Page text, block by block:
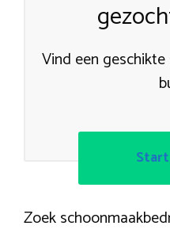
Vind een
Zoek